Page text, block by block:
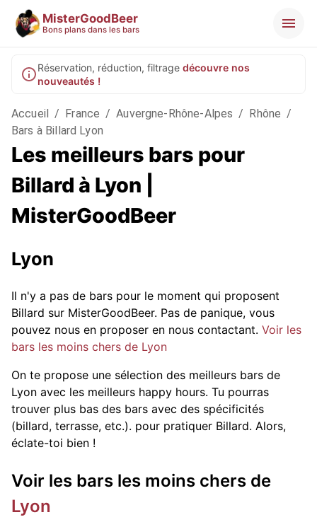
MisterGoodBeer
Bons plans dans les bars
Réservation, réduction, filtrage découvre nos
nouveautés !
Accueil / France / Auvergne-Rhône-Alpes / Rhône /
Bars à Billard Lyon
Les meilleurs bars pour
Billard à Lyon |
MisterGoodBeer
Lyon
Il n'y a pas de bars pour le moment qui proposent
Billard sur MisterGoodBeer. Pas de panique, vous
pouvez nous en proposer en nous contactant. Voir les
bars les moins chers de Lyon
On te propose une sélection des meilleurs bars de
Lyon avec les meilleurs happy hours. Tu pourras
trouver plus bas des bars avec des spécificités
(billard, terrasse, etc.). pour pratiquer Billard. Alors,
éclate-toi bien !
Voir les bars les moins chers de
Lyon